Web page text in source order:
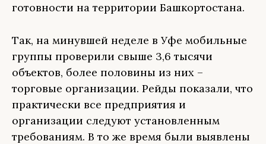
готовности на территории Башкортостана.
Так, на минувшей неделе в Уфе мобильные
группы проверили свыше 3,6 тысячи
объектов, более половины из них –
торговые организации. Рейды показали, что
практически все предприятия и
организации следуют установленным
требованиям. В то же время были выявлены